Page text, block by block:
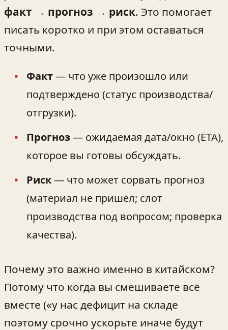
факт → прогноз → риск. Это помогает
писать коротко и при этом оставаться
точными.
Факт— что уже произошло или
подтверждено (статус производства/
отгрузки).
Прогноз— ожидаемая дата/окно (ETA),
которое вы готовы обсуждать.
Риск— что может сорвать прогноз
(материал не пришёл; слот
производства под вопросом; проверка
качества).
Почему это важно именно в китайском?
Потому что когда вы смешиваете всё
вместе («у нас дефицит на складе
поэтому срочно ускорьте иначе будут